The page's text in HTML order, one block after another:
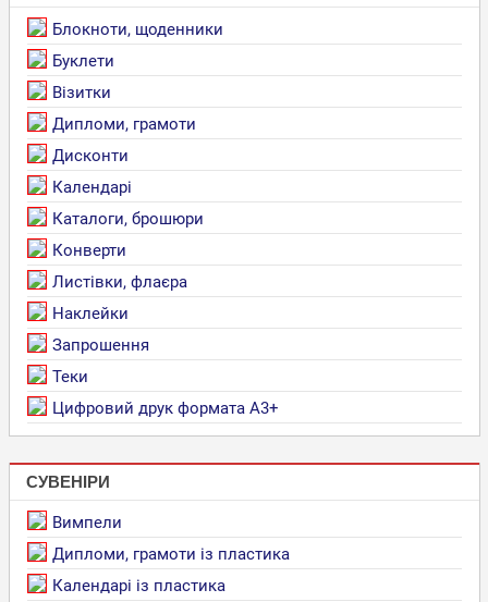
Блокноти, щоденники
Буклети
Візитки
Дипломи, грамоти
Дисконти
Календарі
Каталоги, брошюри
Конверти
Листівки, флаєра
Наклейки
Запрошення
Теки
Цифровий друк формата А3+
СУВЕНІРИ
Вимпели
Дипломи, грамоти із пластика
Календарі із пластика